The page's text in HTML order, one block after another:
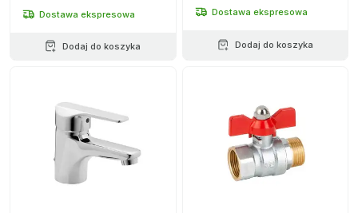
Dostawa ekspresowa
Dodaj do koszyka
Dostawa ekspresowa
Dodaj do koszyka